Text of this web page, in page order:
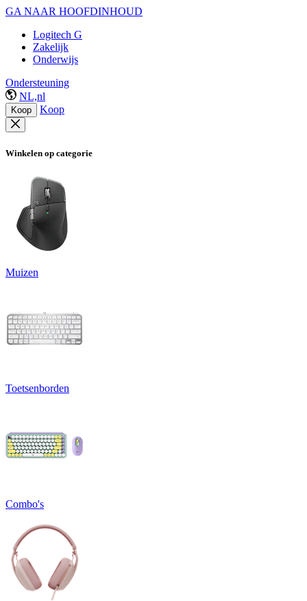
GA NAAR HOOFDINHOUD
Logitech G
Zakelijk
Onderwijs
Ondersteuning
NL,nl
Koop Koop
Winkelen op categorie
Muizen
Toetsenborden
Combo's